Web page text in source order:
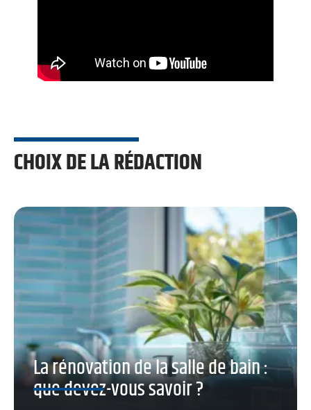
CHOIX DE LA RÉDACTION
La rénovation de la salle de bain :
que devez-vous savoir ?